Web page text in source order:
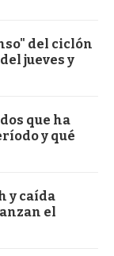
del ciclón
jueves y
que ha
y qué
y caída
el